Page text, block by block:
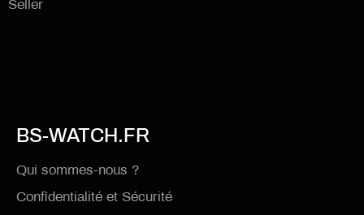
BS-WATCH.FR
Qui sommes-nous ?
Confidentialité et Sécurité